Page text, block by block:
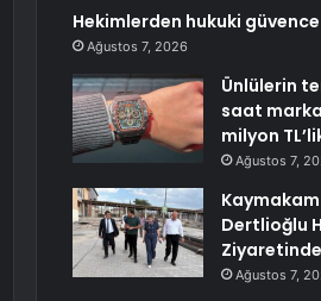
Hekimlerden hukuki
Ağustos 7, 2026
Ünlülerin
saat
milyon
Ağustos 7,
Dertlioğlu
Ağustos 7,